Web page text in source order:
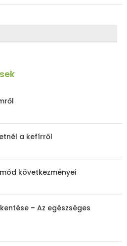
a kefírről
következményei
– Az egészséges